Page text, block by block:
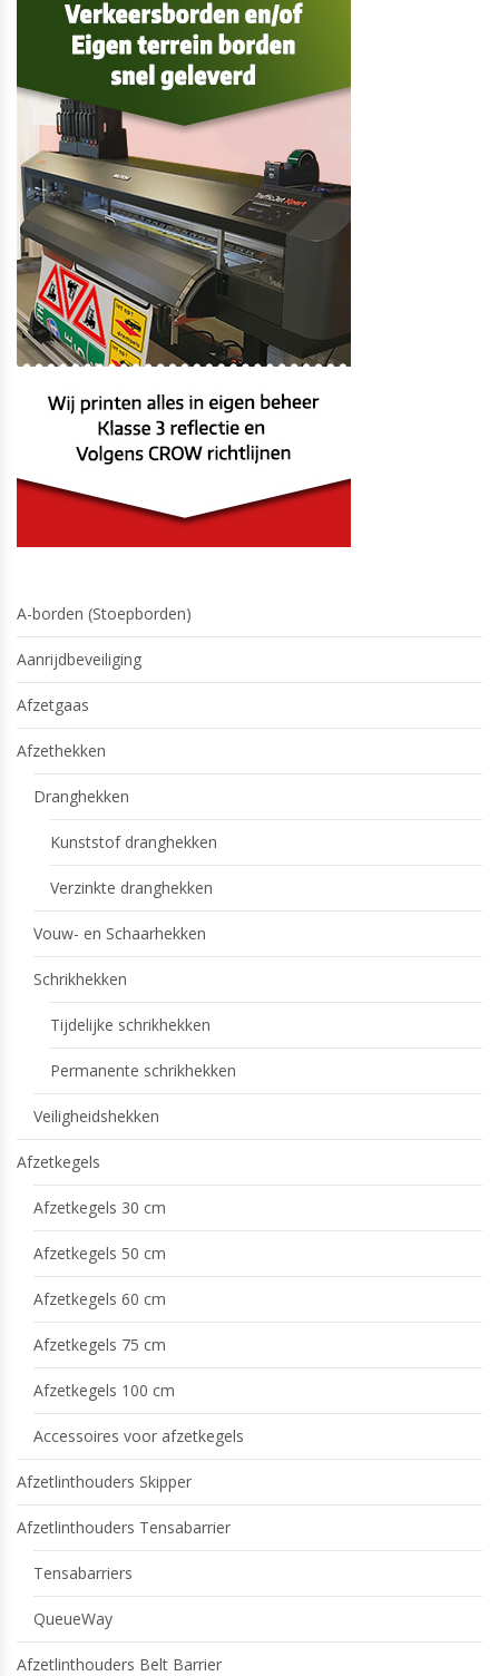
A-borden (Stoepborden)
Aanrijdbeveiliging
Afzetgaas
Afzethekken
Dranghekken
Kunststof dranghekken
Verzinkte dranghekken
Vouw- en Schaarhekken
Schrikhekken
Tijdelijke schrikhekken
Permanente schrikhekken
Veiligheidshekken
Afzetkegels
Afzetkegels 30 cm
Afzetkegels 50 cm
Afzetkegels 60 cm
Afzetkegels 75 cm
Afzetkegels 100 cm
Accessoires voor afzetkegels
Afzetlinthouders Skipper
Afzetlinthouders Tensabarrier
Tensabarriers
QueueWay
Afzetlinthouders Belt Barrier